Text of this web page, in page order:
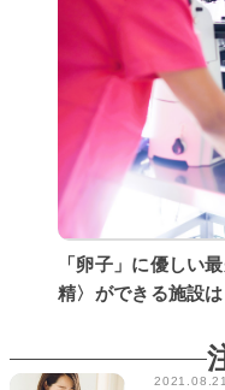
「卵子」に優しい
精〉ができる施設は
2021.08.21